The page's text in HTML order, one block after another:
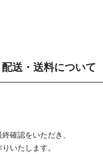
配送・送料について
確認をいただき、
いたします。